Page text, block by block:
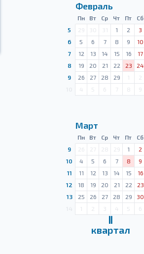
Февраль
Пн Вт Ср Чт Пт Сб
5
29 30 31 1 2 3
6
5 6 7 8 9 10
7
12 13 14 15 16 17
8
19 20 21 22 23 24
9
26 27 28 29 1 2
4 5 6 7 8 9
Март
Пн Вт Ср Чт Пт Сб
9
26 27 28 29 1 2
10
4 5 6 7 8 9
11
11 12 13 14 15 16
12
18 19 20 21 22 23
13
25 26 27 28 29 30
1 2 3 4 5 6
Ⅱ
квартал